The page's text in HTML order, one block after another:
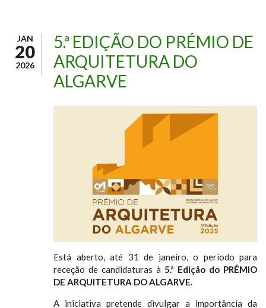
JAN
20
2026
5.ª EDIÇÃO DO PRÉMIO DE
ARQUITETURA DO
ALGARVE
Está aberto, até 31 de janeiro, o período para
receção de candidaturas à 5.ª Edição do PRÉMIO
DE ARQUITETURA DO ALGARVE.
A iniciativa pretende divulgar a importância da